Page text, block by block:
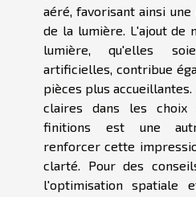
aéré, favorisant ainsi
de la lumière. L'ajout de
lumière, qu'elles
artificielles, contribue
pièces plus
claires dans les
finitions est une
renforcer cette
clarté. Pour des
l'optimisation spatiale